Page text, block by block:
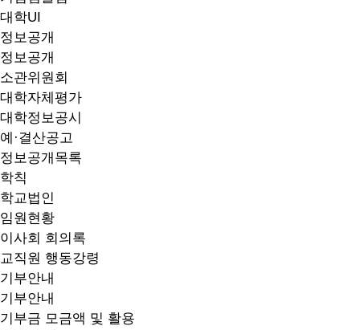
대학UI
정보공개
정보공개
소관위원회
대학자체평가
대학정보공시
예·결산공고
정보공개목록
학칙
학교법인
임원현황
이사회 회의록
교직원 행동강령
기부안내
기부안내
기부금 모금액 및 활용